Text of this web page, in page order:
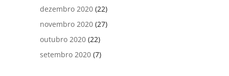
dezembro 2020 (22)
novembro 2020 (27)
outubro 2020 (22)
setembro 2020 (7)